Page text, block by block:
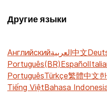
Другие языки
Английскийالعربية中文
Português(BR)Español
PortuguêsTürkçe繁體中文
Tiếng ViệtBahasa